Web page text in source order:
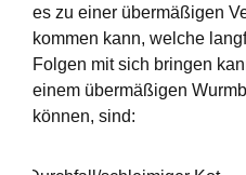
es zu einer übermäßigen
kommen kann, welche
Folgen mit sich bringen
einem übermäßigen
können, sind: